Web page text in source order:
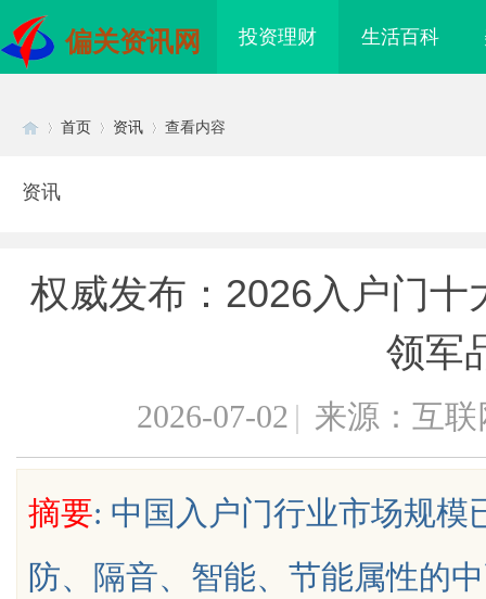
偏关资讯网 投资理财 生活百科
首页 资讯 查看内容
资讯
权威发布：2026入户门
领军
2026-07-02 | 来源：互联
摘要: 中国入户门行业市场规模
防、隔音、智能、节能属性的
他免费派单？ 发体系全解析